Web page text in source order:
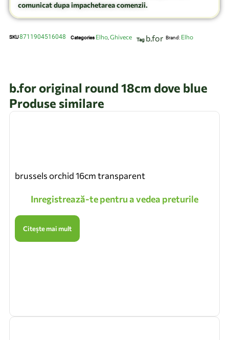
comunicat dupa impachetarea comenzii.
SKU8711904516048 Categories Elho Ghivece Tag b.for Brand: Elho
b.for original round 18cm dove blue
Produse similare
brussels orchid 16cm transparent
Inregistrează-te pentru a vedea preturile
Citește mai mult